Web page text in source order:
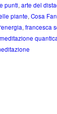
punti, arte del
piante, Cosa
, francesca
meditazione